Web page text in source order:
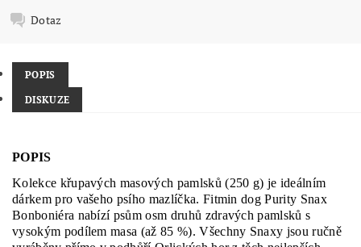
Dotaz
POPIS
DISKUZE
POPIS
Kolekce křupavých masových pamlsků (250 g) je ideálním
dárkem pro vašeho psího mazlíčka. Fitmin dog Purity Snax
Bonboniéra nabízí psům osm druhů zdravých pamlsků s
vysokým podílem masa (až 85 %). Všechny Snaxy jsou ručně